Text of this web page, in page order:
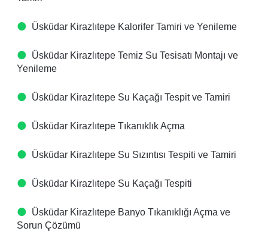
Üsküdar Kirazlıtepe Kalorifer Tamiri ve Yenileme
Üsküdar Kirazlıtepe Temiz Su Tesisatı Montajı ve
Yenileme
Üsküdar Kirazlıtepe Su Kaçağı Tespit ve Tamiri
Üsküdar Kirazlıtepe Tıkanıklık Açma
Üsküdar Kirazlıtepe Su Sızıntısı Tespiti ve Tamiri
Üsküdar Kirazlıtepe Su Kaçağı Tespiti
Üsküdar Kirazlıtepe Banyo Tıkanıklığı Açma ve
Sorun Çözümü